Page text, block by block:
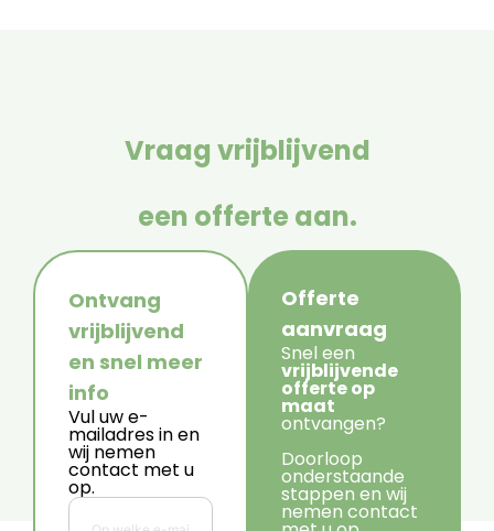
Vraag vrijblijvend
een offerte aan.
Ontvang
vrijblijvend
en snel meer
info
Vul uw e-
mailadres in en
wij nemen
contact met u
op.
Offerte
aanvraag
Snel een
vrijblijvende
offerte op
maat
ontvangen?
Doorloop
onderstaande
stappen en wij
nemen contact